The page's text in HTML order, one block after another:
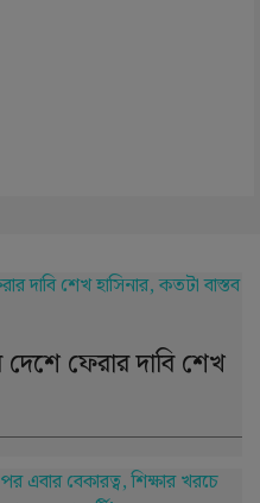
ফেরার দাবি শেখ